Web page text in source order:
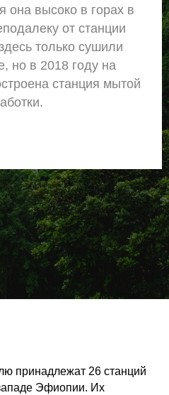
она высоко в горах в
от станции
только сушили
но в 2018 году на
станция мытой
принадлежат 26 станций
Эфиопии. Их